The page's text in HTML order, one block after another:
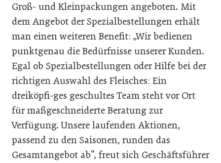
Groß- und Kleinpackungen angeboten. Mit
dem Angebot der Spezialbestellungen erhält
man einen weiteren Benefit: „Wir bedienen
punktgenau die Bedürfnisse unserer Kunden.
Egal ob Spezialbestellungen oder Hilfe bei der
richtigen Auswahl des Fleisches: Ein
dreiköpfi-ges geschultes Team steht vor Ort
für maßgeschneiderte Beratung zur
Verfügung. Unsere laufenden Aktionen,
passend zu den Saisonen, runden das
Gesamtangebot ab“, freut sich Geschäftsführer